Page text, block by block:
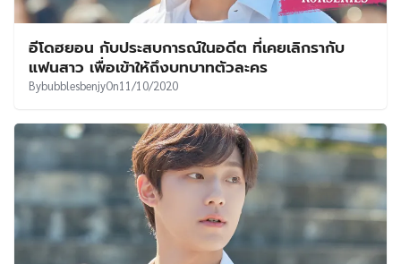
อีโดฮยอน กับประสบการณ์ในอดีต ที่เคยเลิกรากับ
แฟนสาว เพื่อเข้าให้ถึงบทบาทตัวละคร
BybubblesbenjyOn11/10/2020